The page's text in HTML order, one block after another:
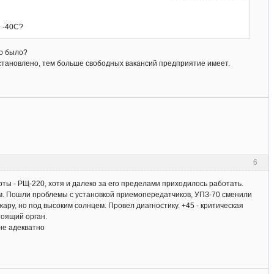
-40С?
было?
тем больше свободных вакансий предприятие имеет.
6
- РЩ-220, хотя и далеко за его пределами приходилось работать.
Пошли проблемы с установкой приемопередатчиков, УПЗ-70 сменили
но под высоким солнцем. Провел диагностику. +45 - критическая
орган.
адекватно